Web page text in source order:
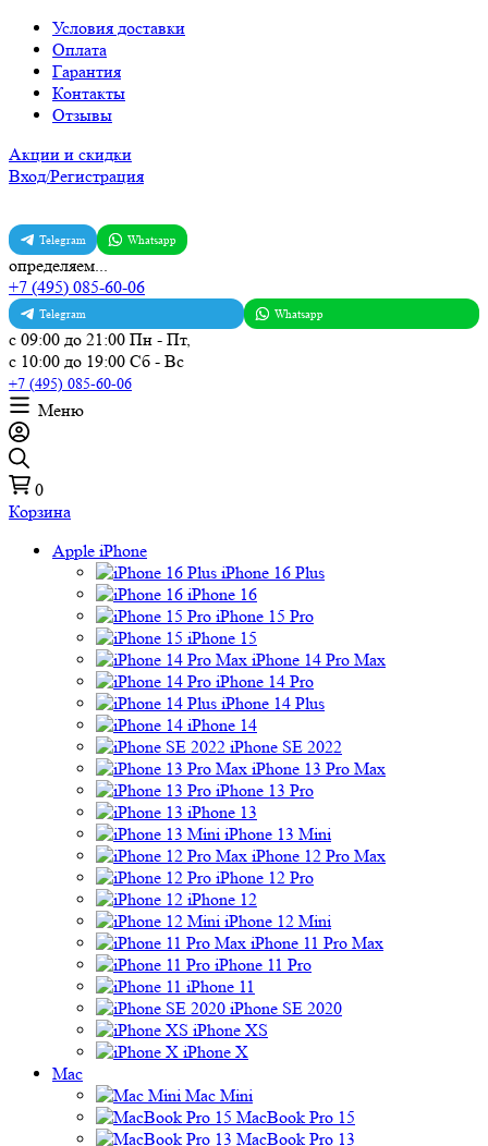
Условия доставки
Оплата
Гарантия
Контакты
Отзывы
Акции и скидки
Вход/Регистрация
Telegram Whatsapp
определяем...
+7 (495) 085-60-06
Telegram Whatsapp
с 09:00 до 21:00 Пн - Пт,
с 10:00 до 19:00 Сб - Вс
+7 (495) 085-60-06
Меню
0
Корзина
Apple iPhone
iPhone 16 Plus
iPhone 16
iPhone 15 Pro
iPhone 15
iPhone 14 Pro Max
iPhone 14 Pro
iPhone 14 Plus
iPhone 14
iPhone SE 2022
iPhone 13 Pro Max
iPhone 13 Pro
iPhone 13
iPhone 13 Mini
iPhone 12 Pro Max
iPhone 12 Pro
iPhone 12
iPhone 12 Mini
iPhone 11 Pro Max
iPhone 11 Pro
iPhone 11
iPhone SE 2020
iPhone XS
iPhone X
Mac
Mac Mini
MacBook Pro 15
MacBook Pro 13